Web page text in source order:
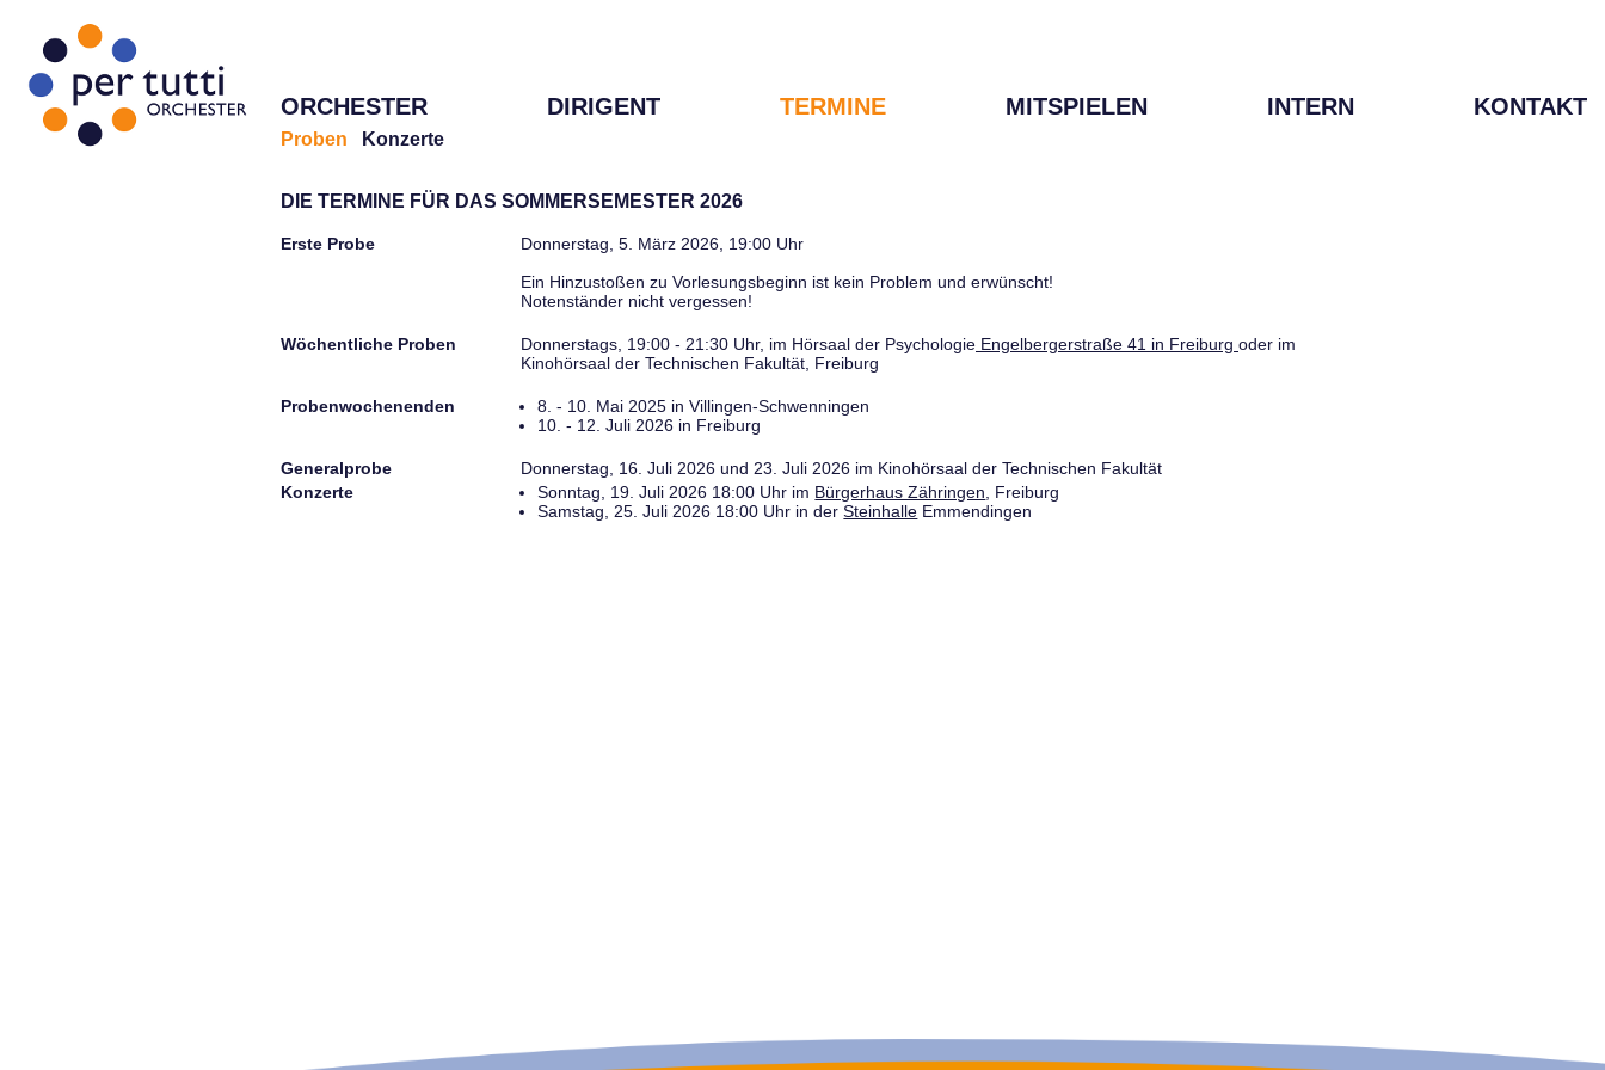
ORCHESTER DIRIGENT TERMINE MITSPIELEN INTERN KONTAKT
Proben Konzerte
DIE TERMINE FÜR DAS SOMMERSEMESTER 2026
Erste Probe
Donnerstag, 5. März 2026, 19:00 Uhr
Ein Hinzustoßen zu Vorlesungsbeginn ist kein Problem und erwünscht!
Notenständer nicht vergessen!
Wöchentliche Proben Donnerstags, 19:00 - 21:30 Uhr, im Hörsaal der Psychologie Engelbergerstraße 41 in Freiburg oder im
Kinohörsaal der Technischen Fakultät, Freiburg
Probenwochenenden
8. - 10. Mai 2025 in Villingen-Schwenningen
10. - 12. Juli 2026 in Freiburg
Generalprobe
Donnerstag, 16. Juli 2026 und 23. Juli 2026 im Kinohörsaal der Technischen Fakultät
Konzerte
Sonntag, 19. Juli 2026 18:00 Uhr im Bürgerhaus Zähringen , Freiburg
Samstag, 25. Juli 2026 18:00 Uhr in derSteinhalle Emmendingen